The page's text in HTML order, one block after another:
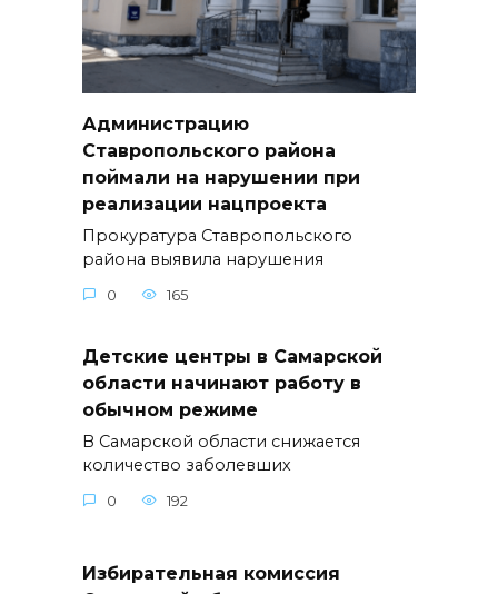
Администрацию
Ставропольского района
поймали на нарушении при
реализации нацпроекта
Прокуратура Ставропольского
района выявила нарушения
0 165
Детские центры в Самарской
области начинают работу в
обычном режиме
В Самарской области снижается
количество заболевших
0 192
Избирательная комиссия